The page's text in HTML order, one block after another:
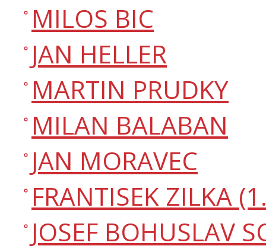
MILOS BIC
JAN HELLER
MARTIN PRUDKY
MILAN BALABAN
JAN MORAVEC
FRANTISEK ZILKA
JOSEF BOHUSLAV